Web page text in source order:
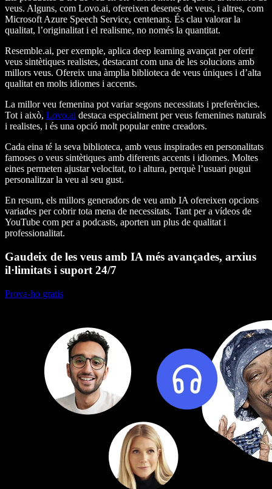
veus. Alguns, com Lovo.ai, ofereixen desenes de veus, i altres, com
Microsoft Azure Speech Service, centenars. És clau valorar la
qualitat, l’originalitat i el realisme, no només la quantitat.
Resemble.ai, per exemple, aplica deep learning avançat per oferir
veus sintètiques realistes, destacant com una de les solucions amb
millors veus. Ofereix una àmplia biblioteca de veus úniques i d’alta
qualitat en molts idiomes i accents.
La millor veu femenina pot variar segons necessitats i preferències.
Tot i això, Lovo.ai destaca especialment per veus femenines naturals
i realistes, i és una opció molt popular entre creadors.
Cada eina té la seva biblioteca, amb veus inspirades en personalitats
famoses o veus sintètiques amb diferents accents i idiomes. Moltes
eines permeten ajustar velocitat, to i altura, perquè l’usuari pugui
personalitzar la veu al seu gust.
En resum, els millors generadors de veu amb IA ofereixen opcions
variades per cobrir tota mena de necessitats. Tant per a vídeos de
YouTube com per a podcasts, aporten un plus de qualitat i
professionalitat.
Gaudeix de les veus amb IA més avançades, arxius
il·limitats i suport 24/7
Prova-ho gratis